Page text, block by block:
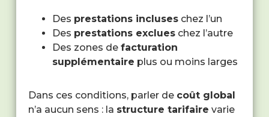
Des prestations incluseschez l’un
Des prestations exclueschez l’autre
Des zones de facturation
supplémentaire plus ou moins larges
Dans ces conditions, parler de coût global
n’a aucun sens : la structure tarifaire varie